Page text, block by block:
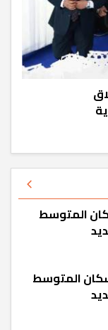
المتوسط
المتوسط